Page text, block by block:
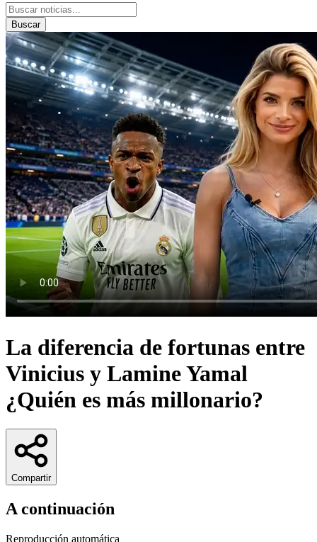
Buscar
La diferencia de fortunas entre
Vinicius y Lamine Yamal
¿Quién es más millonario?
Compartir
A continuación
Reproducción automática